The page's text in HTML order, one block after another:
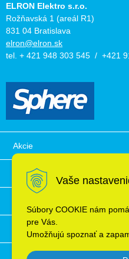
Vaše
Súbory COOKIE nám
pre Vás.
Umožňujú spoznať a
ELRON Elektro s.r.o.
Rožňavská 1 (areál R1)
831 04 Bratislava
elron@elron.sk
tel. + 421 948 303 545 / +421
Akcie
Obchodné podmienky
Ochrana osobných údajov